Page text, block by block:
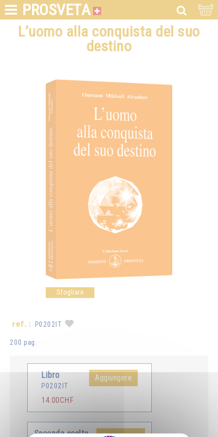
PROSVETA
L’uomo alla conquista del suo
destino
Sfogliare
ref. : P0202IT
200 pag.
Libro
P0202IT
14.00CHF
Aggiungere
Seconda scelta